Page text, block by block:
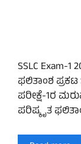
SSLC
ಫಲಿತಾಂಶ
ಪರೀಕ್ಷೆ-1ರ
ಪರಿಷ್ಕೃತ